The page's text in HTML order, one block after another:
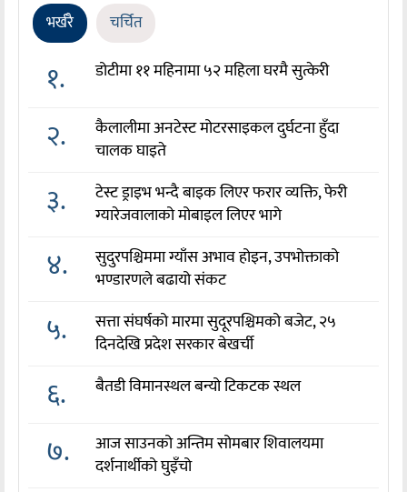
भर्खरै चर्चित
१. डोटीमा ११ महिनामा ५२ महिला घरमै सुत्केरी
२.
कैलालीमा अनटेस्ट मोटरसाइकल दुर्घटना हुँदा
चालक घाइते
३.
टेस्ट ड्राइभ भन्दै बाइक लिएर फरार व्यक्ति, फेरी
ग्यारेजवालाको मोबाइल लिएर भागे
४.
सुदुरपश्चिममा ग्याँस अभाव होइन, उपभोक्ताको
भण्डारणले बढायो संकट
५.
सत्ता संघर्षको मारमा सुदूरपश्चिमको बजेट, २५
दिनदेखि प्रदेश सरकार बेखर्ची
६. बैतडी विमानस्थल बन्यो टिकटक स्थल
७.
आज साउनको अन्तिम सोमबार शिवालयमा
दर्शनार्थीको घुइँचो